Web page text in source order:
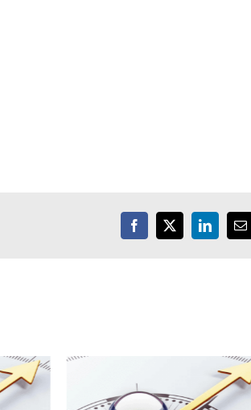
Facebook
X LinkedIn